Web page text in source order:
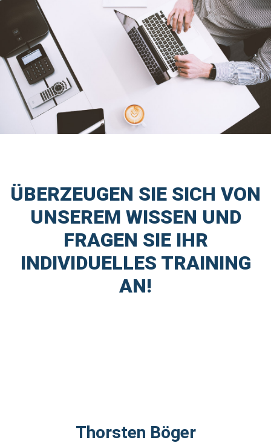
ÜBERZEUGEN SIE SICH VON
UNSEREM WISSEN UND
FRAGEN SIE IHR
INDIVIDUELLES TRAINING
AN!
Thorsten Böger